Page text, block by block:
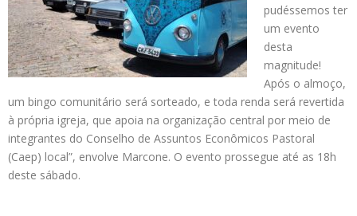
pudéssemos ter
um evento
desta
magnitude!
Após o almoço,
um bingo comunitário será sorteado, e toda renda será revertida
à própria igreja, que apoia na organização central por meio de
integrantes do Conselho de Assuntos Econômicos Pastoral
(Caep) local”, envolve Marcone. O evento prossegue até as 18h
deste sábado.